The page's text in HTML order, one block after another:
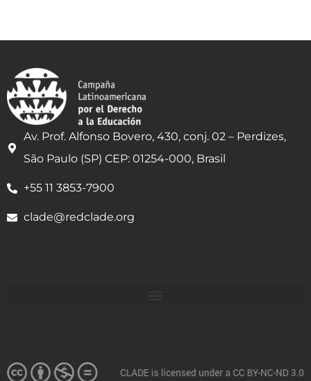
Av. Prof. Alfonso Bovero, 430, conj. 02 – Perdizes,
São Paulo (SP) CEP: 01254-000, Brasil
+55 11 3853-7900
clade@redclade.org